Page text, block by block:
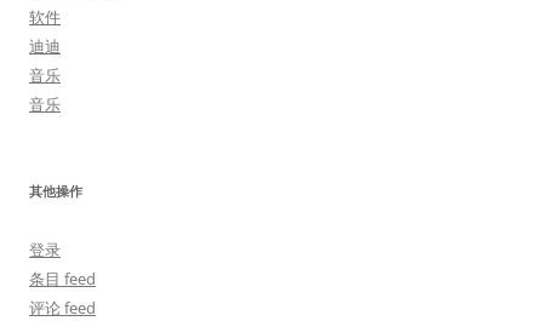
软件
迪迪
音乐
音乐
其他操作
登录
条目 feed
评论 feed